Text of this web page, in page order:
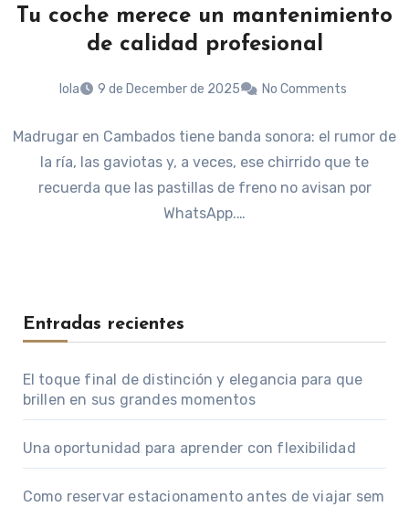
Tu coche merece un mantenimiento
de calidad profesional
lola 9 de December de 2025 No Comments
Madrugar en Cambados tiene banda sonora: el rumor de
la ría, las gaviotas y, a veces, ese chirrido que te
recuerda que las pastillas de freno no avisan por
WhatsApp.…
Entradas recientes
El toque final de distinción y elegancia para que
brillen en sus grandes momentos
Una oportunidad para aprender con flexibilidad
Como reservar estacionamento antes de viajar sem